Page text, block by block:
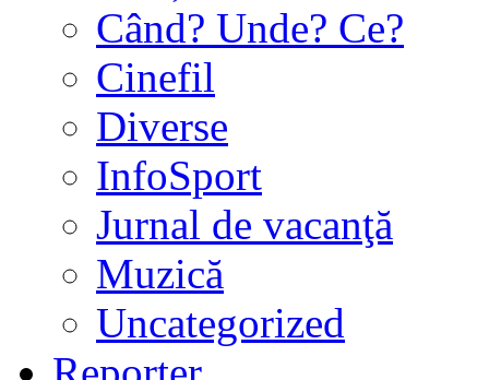
Când? Unde? Ce?
Cinefil
Diverse
InfoSport
Jurnal de vacanţă
Muzică
Uncategorized